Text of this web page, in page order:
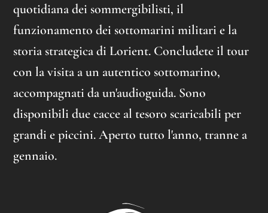
quotidiana dei sommergibilisti, il
funzionamento dei sottomarini militari e la
storia strategica di Lorient. Concludete il tour
con la visita a un autentico sottomarino,
accompagnati da un'audioguida. Sono
disponibili due cacce al tesoro scaricabili per
grandi e piccini. Aperto tutto l'anno, tranne a
gennaio.